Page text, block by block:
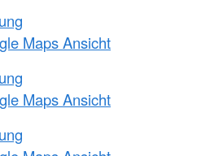
Maps Ansicht
Maps Ansicht